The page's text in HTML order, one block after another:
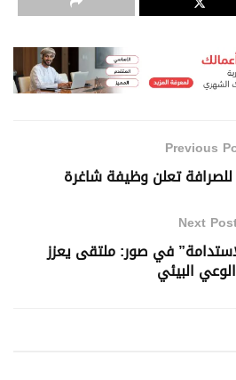
Previous
للصرافة تعلن وظيفة شاغرة
Next
في صور: ملتقى يعزز
الوعي البيئي